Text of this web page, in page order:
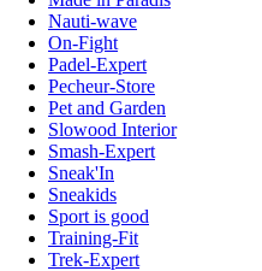
Nauti-wave
On-Fight
Padel-Expert
Pecheur-Store
Pet and Garden
Slowood Interior
Smash-Expert
Sneak'In
Sneakids
Sport is good
Training-Fit
Trek-Expert